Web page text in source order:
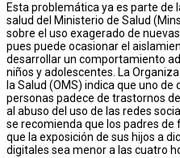
Esta problemática ya es parte de
salud del Ministerio de Salud
sobre el uso exagerado de
pues puede ocasionar el
desarrollar un comportamiento
niños y adolescentes. La
la Salud (OMS) indica que uno de
personas padece de trastornos
al abuso del uso de las redes
se recomienda que los padres de
que la exposición de sus hijos a
digitales sea menor a las cuatro